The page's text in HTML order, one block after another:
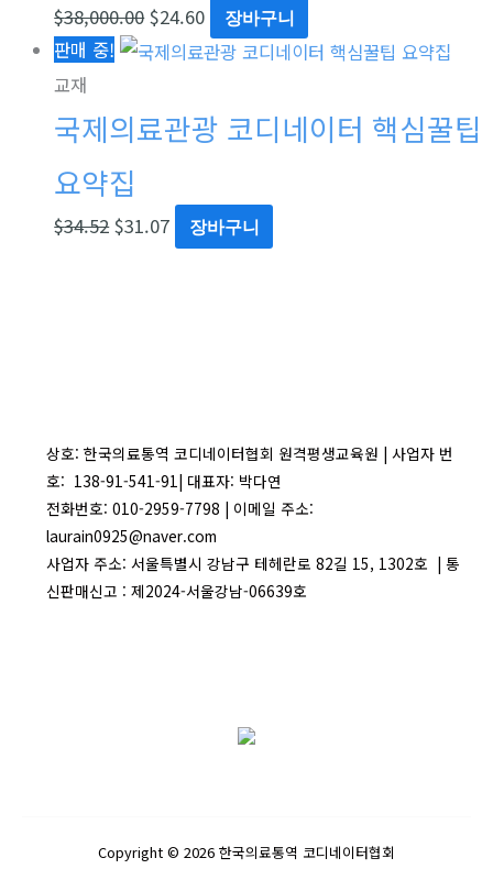
$38,000.00 $24.60 장바구니
판매 중!
교재
국제의료관광 코디네이터 핵심꿀팁
요약집
$34.52 $31.07 장바구니
상호: 한국의료통역 코디네이터협회 원격평생교육원 | 사업자 번
호: 138-91-541-91| 대표자: 박다연
전화번호: 010-2959-7798 | 이메일 주소:
laurain0925@naver.com
사업자 주소: 서울특별시 강남구 테헤란로 82길 15, 1302호 | 통
신판매신고 : 제2024-서울강남-06639호
Copyright © 2026 한국의료통역 코디네이터협회